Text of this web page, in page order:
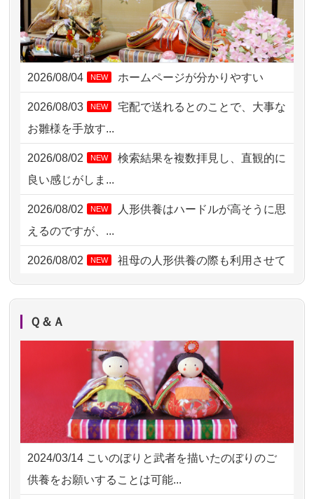
2026/08/02 11:15 千葉県の方からお申込み
2026/08/02 10:39 神奈川の方からお申込み
2026/08/02 09:15 神奈川の方からお申込み
2026/08/02 06:46 相模原の方からお申込み
2026/08/01 19:28
東京都の方からお申込み
2026/08/01 11:07 さいたの方からお申込み
2026/07/31 17:28
2026/07/31 12:32 東京都の方からお申込み
2026/07/31 10:29 京都市の方からお申込み
2026/07/31 08:41
2026/07/30 22:27 墨田区の方からお申込み
2026/07/30 17:02 神奈川の方からお申込み
2026/07/30 15:59 神奈川の方からお申込み
2026/07/30 08:46 東京都の方からお申込み
2026/07/29 15:08 神奈川の方からお申込み
2026/07/29 12:23 大阪府の方からお申込み
2026/08/04 NEW ホームページが分かりやすい
2026/08/03 NEW
宅配で送れるとのことで、大事な
お雛様を手放す...
2026/08/02 NEW
検索結果を複数拝見し、直観的に
良い感じがしま...
2026/08/02 NEW
人形供養はハードルが高そうに思
えるのですが、...
2026/08/02 NEW
祖母の人形供養の際も利用させて
いただき安心感がある
供養の内容（料金や送り方等）がとて
も丁寧に説...
2026/07/18つい先日も利用させていただきまし
た。 手続...
2026/07/18 大切にしていたお人形をきちんと供養
してくださ...
Ｑ＆Ａ
2024/03/14 こいのぼりと武者を描いたのぼりのご
供養をお願いすることは可能...